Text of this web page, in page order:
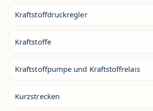
Kraftstoffdruckregler
Kraftstoffe
Kraftstoffpumpe und Kraftstoffrelais
Kurzstrecken